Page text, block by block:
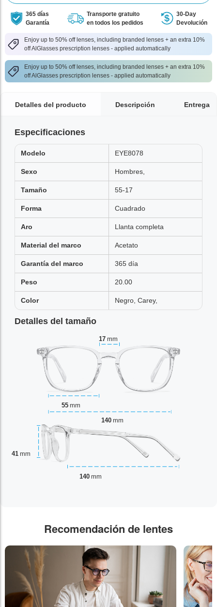
365 días
Garantía
Transporte gratuito
en todos los pedidos
30-Day
Devolución
Enjoy up to 50% off lenses, including branded lenses + an extra 10%
off AlGlasses prescription lenses - applied automatically
Enjoy up to 50% off lenses, including branded lenses + an extra 10%
off AlGlasses prescription lenses - applied automatically
Detalles del producto Descripción Entrega
Especificaciones
Modelo EYE8078
Sexo Hombres,
Tamaño 55-17
Forma Cuadrado
Aro Llanta completa
Material del marco Acetato
Garantía del marco 365 día
Peso 20.00
Color Negro, Carey,
Detalles del tamaño
17 mm
55 mm
41 mm
140 mm
140 mm
Recomendación de lentes